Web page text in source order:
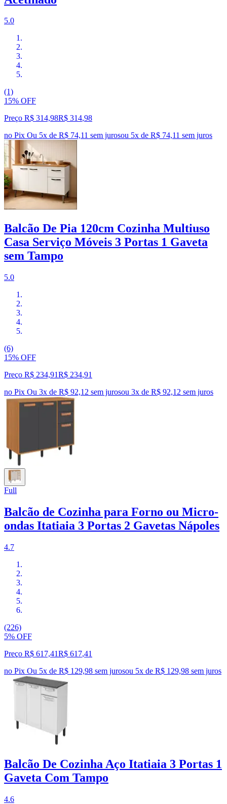
5.0
(1)
15% OFF
Preço R$ 314,98R$ 314,98
no Pix Ou 5x de R$ 74,11 sem jurosou 5x de R$ 74,11 sem juros
Balcão De Pia 120cm Cozinha Multiuso
Casa Serviço Móveis 3 Portas 1 Gaveta
sem Tampo
5.0
(6)
15% OFF
Preço R$ 234,91R$ 234,91
no Pix Ou 3x de R$ 92,12 sem jurosou 3x de R$ 92,12 sem juros
Full
Balcão de Cozinha para Forno ou Micro-
ondas Itatiaia 3 Portas 2 Gavetas Nápoles
4.7
(226)
5% OFF
Preço R$ 617,41R$ 617,41
no Pix Ou 5x de R$ 129,98 sem jurosou 5x de R$ 129,98 sem juros
Balcão De Cozinha Aço Itatiaia 3 Portas 1
Gaveta Com Tampo
4.6